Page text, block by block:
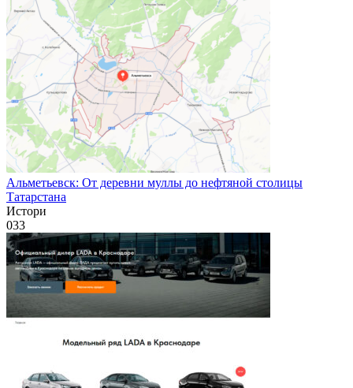
Альметьевск: От деревни муллы до нефтяной столицы
Татарстана
Истори
033